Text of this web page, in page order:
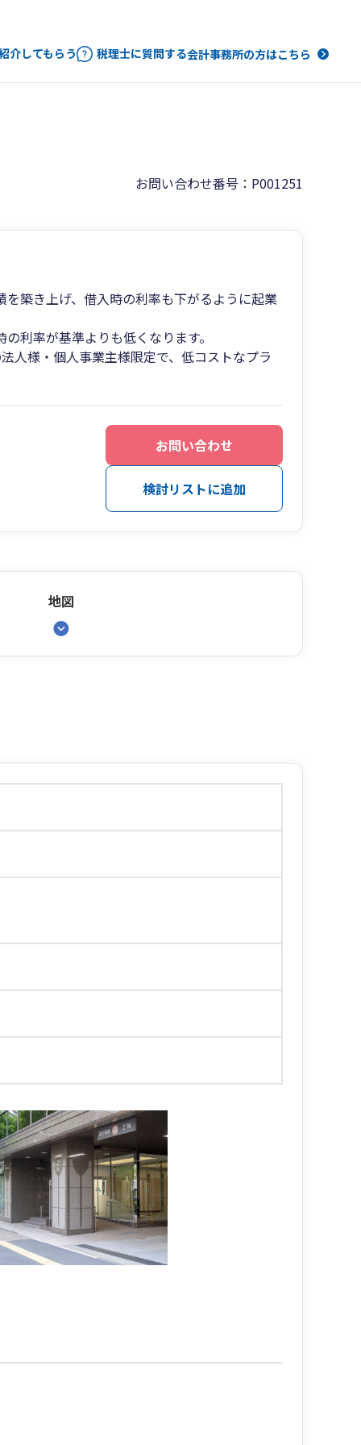
介してもらう 税理士に質問する会計事務所の方はこちら
お問い合わせ番号：P001251
築き上げ、借入時の利率も下がるように起業
利率が基準よりも低くなります。
人様・個人事業主様限定で、低コストなプラ
お問い合わせ
検討リストに追加
地図